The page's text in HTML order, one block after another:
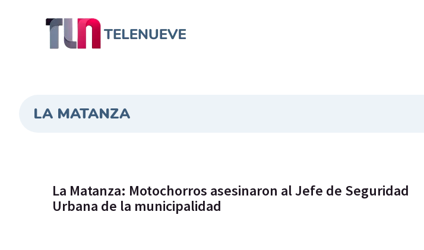
LA MATANZA
La Matanza: Motochorros asesinaron al Jefe de Seguridad
Urbana de la municipalidad